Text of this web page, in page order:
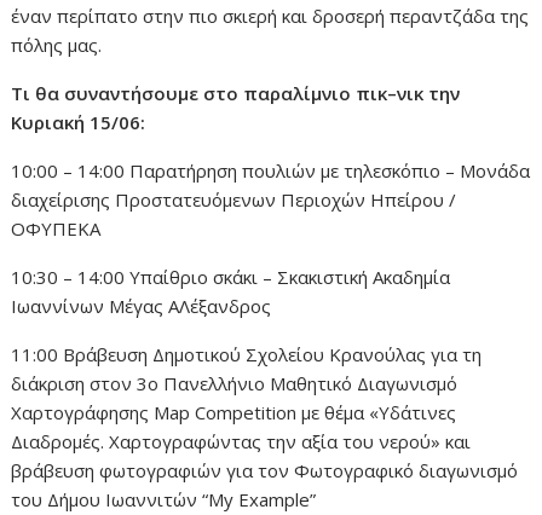
έναν περίπατο στην πιο σκιερή και δροσερή περαντζάδα της
πόλης μας.
Τι θα συναντήσουμε στο παραλίμνιο πικ–νικ την
Κυριακή 15/06:
10:00 – 14:00 Παρατήρηση πουλιών με τηλεσκόπιο – Μονάδα
διαχείρισης Προστατευόμενων Περιοχών Ηπείρου /
ΟΦΥΠΕΚΑ
10:30 – 14:00 Υπαίθριο σκάκι – Σκακιστική Ακαδημία
Ιωαννίνων Μέγας ΑΛέξανδρος
11:00 Βράβευση Δημοτικού Σχολείου Κρανούλας για τη
διάκριση στον 3ο Πανελλήνιο Μαθητικό Διαγωνισμό
Χαρτογράφησης Map Competition με θέμα «Υδάτινες
Διαδρομές. Χαρτογραφώντας την αξία του νερού» και
βράβευση φωτογραφιών για τον Φωτογραφικό διαγωνισμό
του Δήμου Ιωαννιτών “My Example”